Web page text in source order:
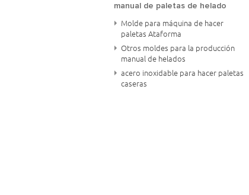
manual de paletas de helado
Molde para máquina de hacer
paletas Ataforma
Otros moldes para la producción
manual de helados
acero inoxidable para hacer paletas
caseras